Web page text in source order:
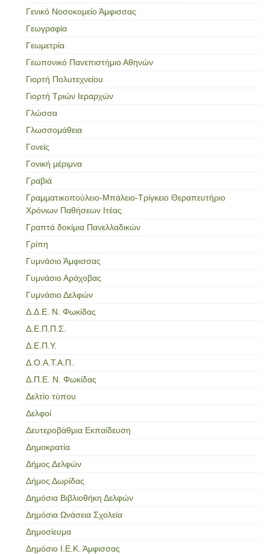
Γενικό Νοσοκομείο Άμφισσας
Γεωγραφία
Γεωμετρία
Γεωπονικό Πανεπιστήμιο Αθηνών
Γιορτή Πολυτεχνείου
Γιορτή Τριών Ιεραρχών
Γλώσσα
Γλωσσομάθεια
Γονείς
Γονική μέριμνα
Γραβιά
Γραμματικοπούλειο-Μπάλειο-Τρίγκειο Θεραπευτήριο
Χρόνιων Παθήσεων Ιτέας
Γραπτά δοκίμια Πανελλαδικών
Γρίπη
Γυμνάσιο Άμφισσας
Γυμνάσιο Αράχοβας
Γυμνάσιο Δελφών
Δ.Δ.Ε. Ν. Φωκίδας
Δ.Ε.Π.Π.Σ.
Δ.Ε.Π.Υ.
Δ.Ο.Α.Τ.Α.Π.
Δ.Π.Ε. Ν. Φωκίδας
Δελτίο τύπου
Δελφοί
Δευτεροβάθμια Εκπαίδευση
Δημοκρατία
Δήμος Δελφών
Δήμος Δωρίδας
Δημόσια Βιβλιοθήκη Δελφών
Δημόσια Ωνάσεια Σχολεία
Δημοσίευμα
Δημόσιο Ι.Ε.Κ. Άμφισσας